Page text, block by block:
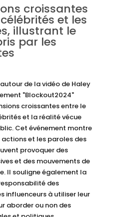
croissantes
et les
illustrant le
par les
de la vidéo de Haley
"Blockout2024"
croissantes entre le
et la réalité vécue
Cet événement montre
et les paroles des
provoquer des
et des mouvements de
Il souligne également la
des
influenceurs à utiliser leur
aborder ou non des